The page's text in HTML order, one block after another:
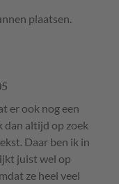
plaatsen.
er ook nog een
dan altijd op zoek
Daar ben ik in
juist wel op
ze heel veel